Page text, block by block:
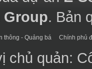
Group. Bản
thông - Quảng bá Chính phủ
chủ quản: